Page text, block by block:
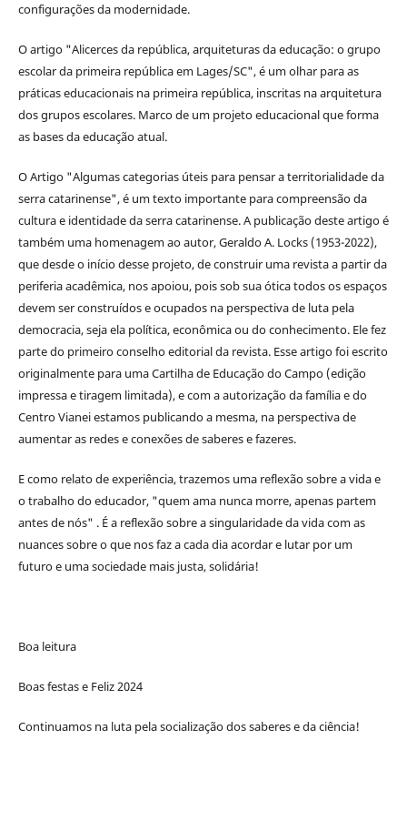
configurações da modernidade.
O artigo "Alicerces da república, arquiteturas da educação: o grupo
escolar da primeira república em Lages/SC", é um olhar para as
práticas educacionais na primeira república, inscritas na arquitetura
dos grupos escolares. Marco de um projeto educacional que forma
as bases da educação atual.
O Artigo "Algumas categorias úteis para pensar a territorialidade da
serra catarinense", é um texto importante para compreensão da
cultura e identidade da serra catarinense. A publicação deste artigo é
também uma homenagem ao autor, Geraldo A. Locks (1953-2022),
que desde o início desse projeto, de construir uma revista a partir da
periferia acadêmica, nos apoiou, pois sob sua ótica todos os espaços
devem ser construídos e ocupados na perspectiva de luta pela
democracia, seja ela política, econômica ou do conhecimento. Ele fez
parte do primeiro conselho editorial da revista. Esse artigo foi escrito
originalmente para uma Cartilha de Educação do Campo (edição
impressa e tiragem limitada), e com a autorização da família e do
Centro Vianei estamos publicando a mesma, na perspectiva de
aumentar as redes e conexões de saberes e fazeres.
E como relato de experiência, trazemos uma reflexão sobre a vida e
o trabalho do educador, "quem ama nunca morre, apenas partem
antes de nós" . É a reflexão sobre a singularidade da vida com as
nuances sobre o que nos faz a cada dia acordar e lutar por um
futuro e uma sociedade mais justa, solidária!
Boa leitura
Boas festas e Feliz 2024
Continuamos na luta pela socialização dos saberes e da ciência!